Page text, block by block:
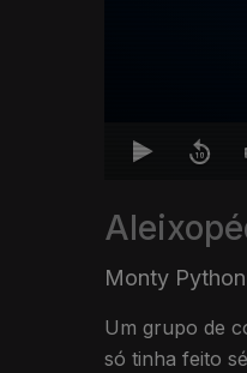
Monty Python
Um grupo de
só tinha feito